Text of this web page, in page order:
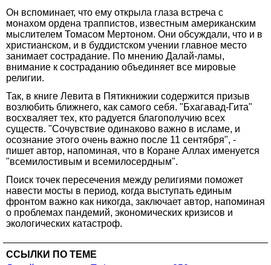
Он вспоминает, что ему открыла глаза встреча с
монахом ордена траппистов, известным американским
мыслителем Томасом Мертоном. Они обсуждали, что и в
христианском, и в буддистском учении главное место
занимает сострадание. По мнению Далай-ламы,
внимание к состраданию объединяет все мировые
религии.
Так, в книге Левита в Пятикнижии содержится призыв
возлюбить ближнего, как самого себя. "Бхагавад-Гита"
восхваляет тех, кто радуется благополучию всех
существ. "Сочувствие одинаково важно в исламе, и
осознание этого очень важно после 11 сентября", -
пишет автор, напоминая, что в Коране Аллах именуется
"всемилостивым и всемилосердным".
Поиск точек пересечения между религиями поможет
навести мосты в период, когда выступать единым
фронтом важно как никогда, заключает автор, напоминая
о проблемах пандемий, экономических кризисов и
экологических катастроф.
ССЫЛКИ ПО ТЕМЕ